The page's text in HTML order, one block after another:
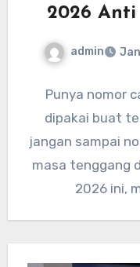
2026 Anti
admin
Punya nomor
dipakai buat
jangan sampai
masa tenggang
2026 ini,